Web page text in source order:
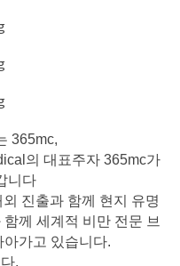
365mc,
의 대표주자 365mc가
니다
진출과 함께 현지 유명
께 세계적 비만 전문 브
가고 있습니다.
.